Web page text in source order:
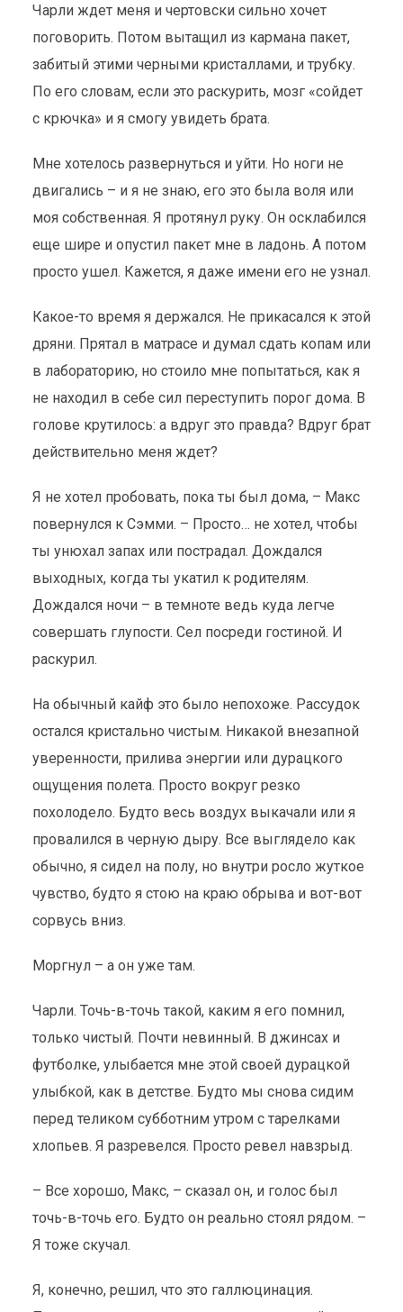
Чарли ждет меня и чертовски сильно хочет
поговорить. Потом вытащил из кармана пакет,
забитый этими черными кристаллами, и трубку.
По его словам, если это раскурить, мозг «сойдет
с крючка» и я смогу увидеть брата.
Мне хотелось развернуться и уйти. Но ноги не
двигались – и я не знаю, его это была воля или
моя собственная. Я протянул руку. Он осклабился
еще шире и опустил пакет мне в ладонь. А потом
просто ушел. Кажется, я даже имени его не узнал.
Какое-то время я держался. Не прикасался к этой
дряни. Прятал в матрасе и думал сдать копам или
в лабораторию, но стоило мне попытаться, как я
не находил в себе сил переступить порог дома. В
голове крутилось: а вдруг это правда? Вдруг брат
действительно меня ждет?
Я не хотел пробовать, пока ты был дома, – Макс
повернулся к Сэмми. – Просто… не хотел, чтобы
ты унюхал запах или пострадал. Дождался
выходных, когда ты укатил к родителям.
Дождался ночи – в темноте ведь куда легче
совершать глупости. Сел посреди гостиной. И
раскурил.
На обычный кайф это было непохоже. Рассудок
остался кристально чистым. Никакой внезапной
уверенности, прилива энергии или дурацкого
ощущения полета. Просто вокруг резко
похолодело. Будто весь воздух выкачали или я
провалился в черную дыру. Все выглядело как
обычно, я сидел на полу, но внутри росло жуткое
чувство, будто я стою на краю обрыва и вот-вот
сорвусь вниз.
Моргнул – а он уже там.
Чарли. Точь-в-точь такой, каким я его помнил,
только чистый. Почти невинный. В джинсах и
футболке, улыбается мне этой своей дурацкой
улыбкой, как в детстве. Будто мы снова сидим
перед теликом субботним утром с тарелками
хлопьев. Я разревелся. Просто ревел навзрыд.
– Все хорошо, Макс, – сказал он, и голос был
точь-в-точь его. Будто он реально стоял рядом. –
Я тоже скучал.
Я, конечно, решил, что это галлюцинация.